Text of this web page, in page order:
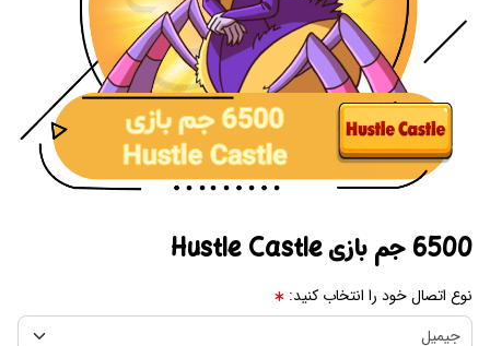
6500 جم بازی Hustle Castle
نوع اتصال خود را انتخاب کنید: